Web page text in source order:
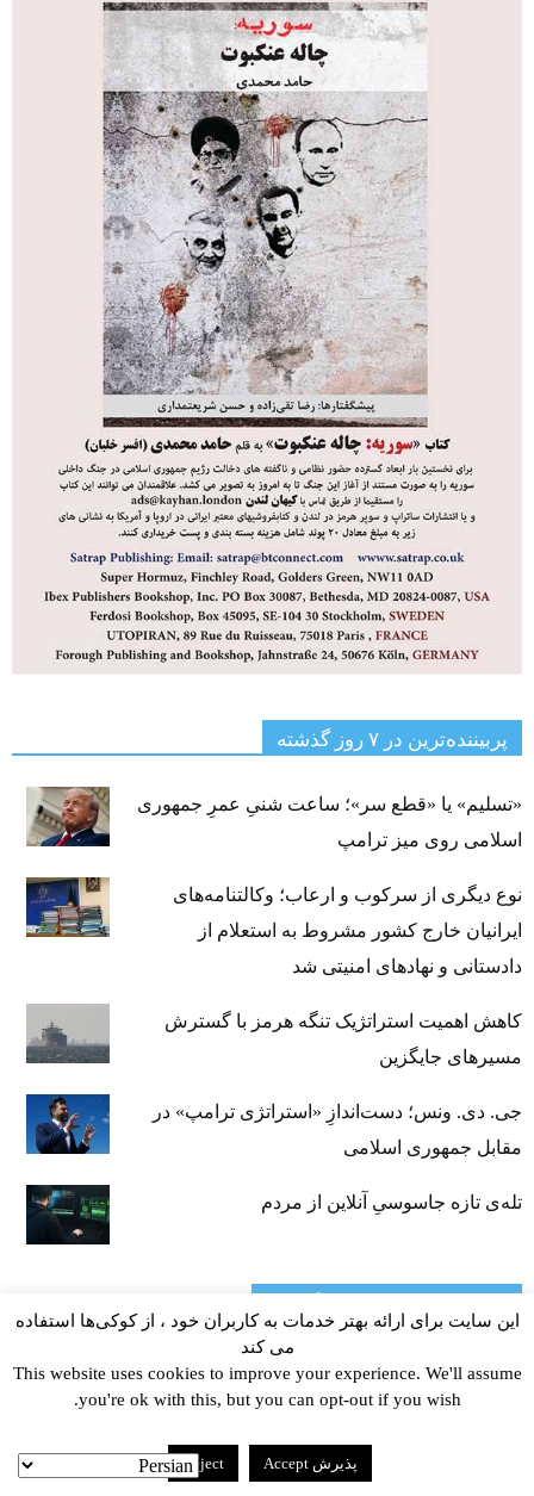
پربیننده‌ترین‌ در ۷ روز گذشته
«تسلیم» یا «قطع سر»؛ ساعت شنیِ عمرِ جمهوری
اسلامی روی میز ترامپ
نوع دیگری از سرکوب و ارعاب؛ وکالتنامه‌های
ایرانیان خارج کشور مشروط به استعلام از
دادستانی و نهادهای امنیتی شد
کاهش اهمیت استراتژیک تنگه‌ هرمز با گسترش
مسیرهای جایگزین
جی‌. دی. ونس؛ دست‌اندازِ «استراتژی ترامپ» در
مقابل جمهوری اسلامی
تله‌ی تازه جاسوسیِ آنلاین از مردم
آمریکا با ماندن جمهوری اسلامی چقدر ضرر
می‌کند؟
جمهوری اسلامی از آغاز جنگ چقدر به آمریکا سود
این سایت برای ارائه بهتر خدمات به کاربران خود ، از کوکی‌ها استفاده
می کند
This website uses cookies to improve your experience. We'll assume
you're ok with this, but you can opt-out if you wish.
پذیرش Accept Reject